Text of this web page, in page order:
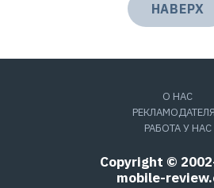
НАВЕРХ
О НАС
РАБОТА У НАС
Copyright ©
mobile-